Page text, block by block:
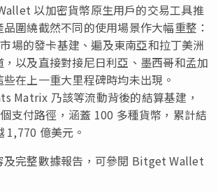
以加密貨幣原生用戶的交易工具推
圍繞截然不同的使用場景作大幅重整：
場的發卡基建、遍及東南亞和拉丁美洲
以及直接對接尼日利亞、墨西哥和孟加
在上一重大里程碑時均未出現。
Matrix 乃該等流動背後的結算基建，
支付路徑，涵蓋 100 多種貨幣，累計結
1,770 億美元。
及完整數據報告，可參閱 Bitget Wallet